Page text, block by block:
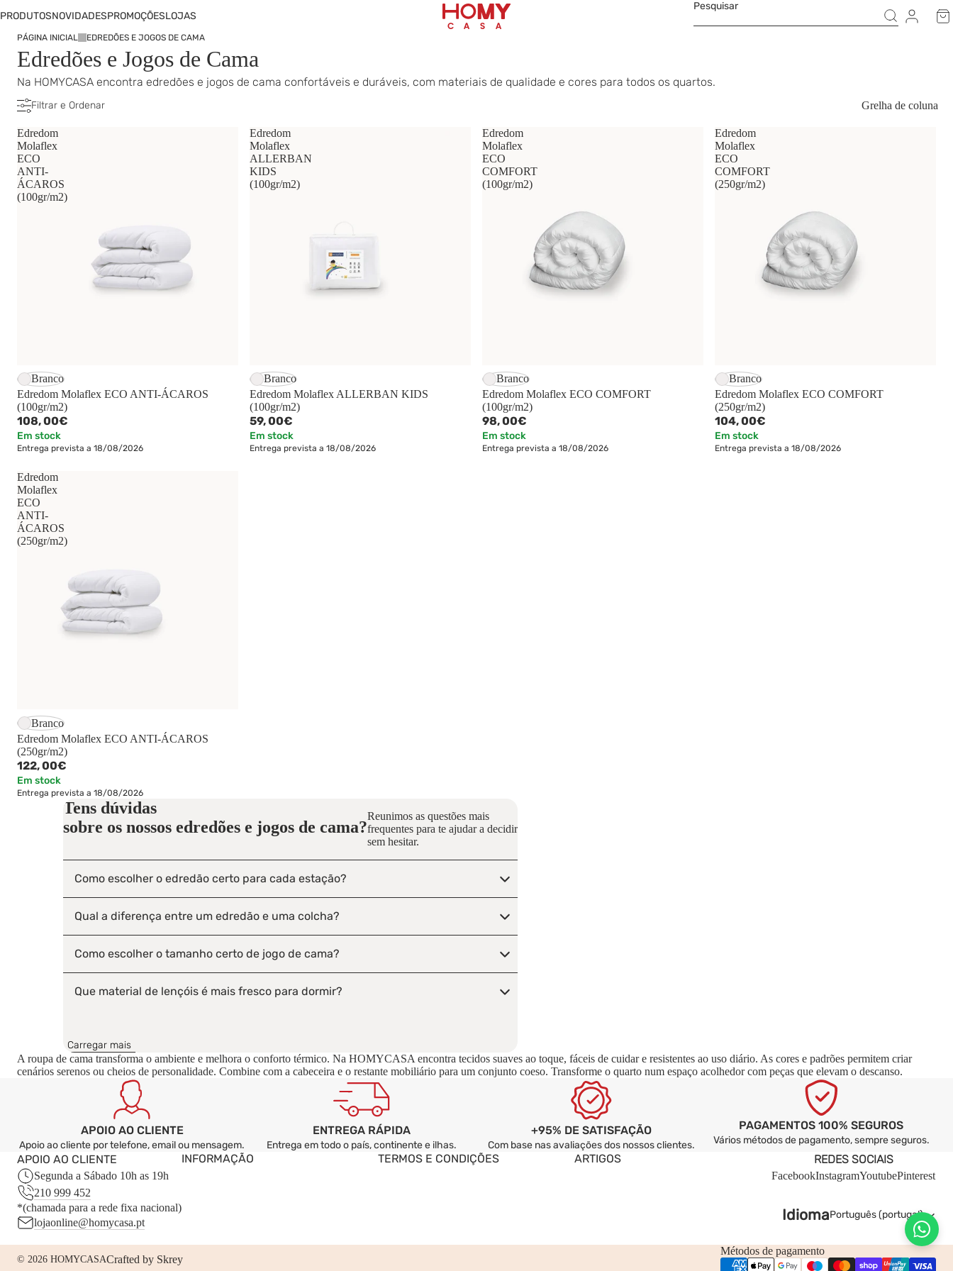
PRODUTOSNOVIDADESPROMOÇÕESLOJAS
Pesquisar
PÁGINA INICIAL EDREDÕES E JOGOS DE CAMA
Edredões e Jogos de Cama
Na HOMYCASA encontra edredões e jogos de cama confortáveis e duráveis, com materiais de qualidade e cores para todos os quartos.
Filtrar e Ordenar Grelha de coluna
Edredom
Molaflex
ECO
ANTI-
ÁCAROS
(100gr/m2)
Branco
Edredom Molaflex ECO ANTI-ÁCAROS
(100gr/m2)
108,00€
Em stock
Entrega prevista a 18/08/2026
Edredom
Molaflex
ALLERBAN
KIDS
(100gr/m2)
Branco
Edredom Molaflex ALLERBAN KIDS
(100gr/m2)
59,00€
Em stock
Entrega prevista a 18/08/2026
Edredom
Molaflex
ECO
COMFORT
(100gr/m2)
Branco
Edredom Molaflex ECO COMFORT
(100gr/m2)
98,00€
Em stock
Entrega prevista a 18/08/2026
Edredom
Molaflex
ECO
COMFORT
(250gr/m2)
Branco
Edredom Molaflex ECO COMFORT
(250gr/m2)
104,00€
Em stock
Entrega prevista a 18/08/2026
Edredom
Molaflex
ECO
ANTI-
ÁCAROS
(250gr/m2)
Branco
Edredom Molaflex ECO ANTI-ÁCAROS
(250gr/m2)
122,00€
Em stock
Entrega prevista a 18/08/2026
Tens dúvidas
sobre os nossos edredões e jogos de cama?
Reunimos as questões mais
frequentes para te ajudar a decidir
sem hesitar.
Como escolher o edredão certo para cada estação?
Qual a diferença entre um edredão e uma colcha?
Como escolher o tamanho certo de jogo de cama?
Que material de lençóis é mais fresco para dormir?
Vale a pena ter mais do que um jogo de cama por colchão?
Carregar mais
A roupa de cama transforma o ambiente e melhora o conforto térmico. Na HOMYCASA encontra tecidos suaves ao toque, fáceis de cuidar e resistentes ao uso diário. As cores e padrões permitem criar
cenários serenos ou cheios de personalidade. Combine com a cabeceira e o restante mobiliário para um conjunto coeso. Transforme o quarto num espaço acolhedor com peças que elevam o descanso.
APOIO AO CLIENTE
Apoio ao cliente por telefone, email ou mensagem.
ENTREGA RÁPIDA
Entrega em todo o país, continente e ilhas.
+95% DE SATISFAÇÃO
Com base nas avaliações dos nossos clientes.
PAGAMENTOS 100% SEGUROS
Vários métodos de pagamento, sempre seguros.
APOIO AO CLIENTE
Segunda a Sábado 10h as 19h
210 999 452
*(chamada para a rede fixa nacional)
lojaonline@homycasa.pt
INFORMAÇÃO TERMOS E CONDIÇÕES ARTIGOS REDES SOCIAIS
FacebookInstagramYoutubePinterest
Idioma
© 2026 HOMYCASACrafted by Skrey
Métodos de pagamento